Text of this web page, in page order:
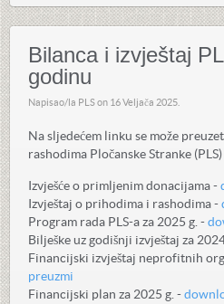
Bilanca i izvještaj
godinu
Napisao/la PLS on 16 Veljača 2025
Na sljedećem linku se može
rashodima Pločanske Stranke
Izvješće o primljenim donacijama -
Izvještaj o prihodima i rashodima -
Program rada PLS-a za 2025 g. -
Bilješke uz godišnji izvještaj za
Financijski izvještaj neprofitnih
preuzmi
Financijski plan za 2025 g. -